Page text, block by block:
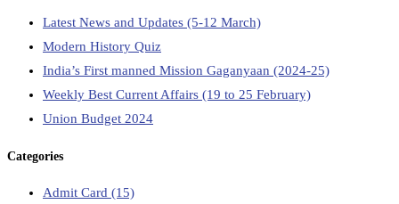
Latest News and Updates (5-12 March)
Modern History Quiz
India’s First manned Mission Gaganyaan (2024-25)
Weekly Best Current Affairs (19 to 25 February)
Union Budget 2024
Categories
Admit Card (15)